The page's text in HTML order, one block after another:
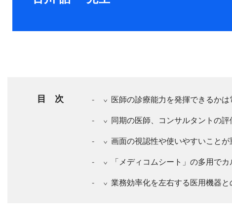
目 次 医師の診療能力を発揮できるか
同期の医師、コンサルタントの評
画面の視認性や使いやすいことが
「メディコムシート」の多用で
業務効率化を左右する医用機器